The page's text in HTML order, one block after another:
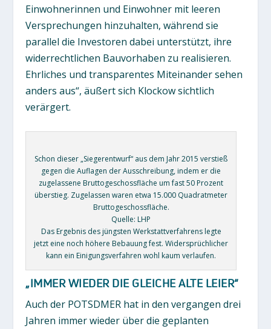
Einwohnerinnen und Einwohner mit leeren
Versprechungen hinzuhalten, während sie
parallel die Investoren dabei unterstützt, ihre
widerrechtlichen Bauvorhaben zu realisieren.
Ehrliches und transparentes Miteinander sehen
anders aus“, äußert sich Klockow sichtlich
verärgert.
Schon dieser „Siegerentwurf“ aus dem Jahr 2015 verstieß
gegen die Auflagen der Ausschreibung, indem er die
zugelassene Bruttogeschossfläche um fast 50 Prozent
überstieg. Zugelassen waren etwa 15.000 Quadratmeter
Bruttogeschossfläche.
Quelle: LHP
Das Ergebnis des jüngsten Werkstattverfahrens legte
jetzt eine noch höhere Bebauung fest. Widersprüchlicher
kann ein Einigungsverfahren wohl kaum verlaufen.
„IMMER WIEDER DIE GLEICHE ALTE LEIER“
Auch der POTSDMER hat in den vergangen drei
Jahren immer wieder über die geplanten